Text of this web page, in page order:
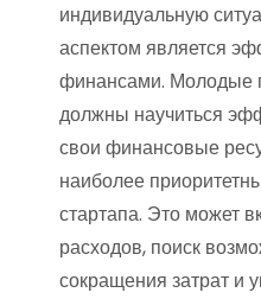
индивидуальную
аспектом является
финансами. Молодые
должны научиться
свои финансовые
наиболее
стартапа. Это может
расходов, поиск
сокращения затрат и